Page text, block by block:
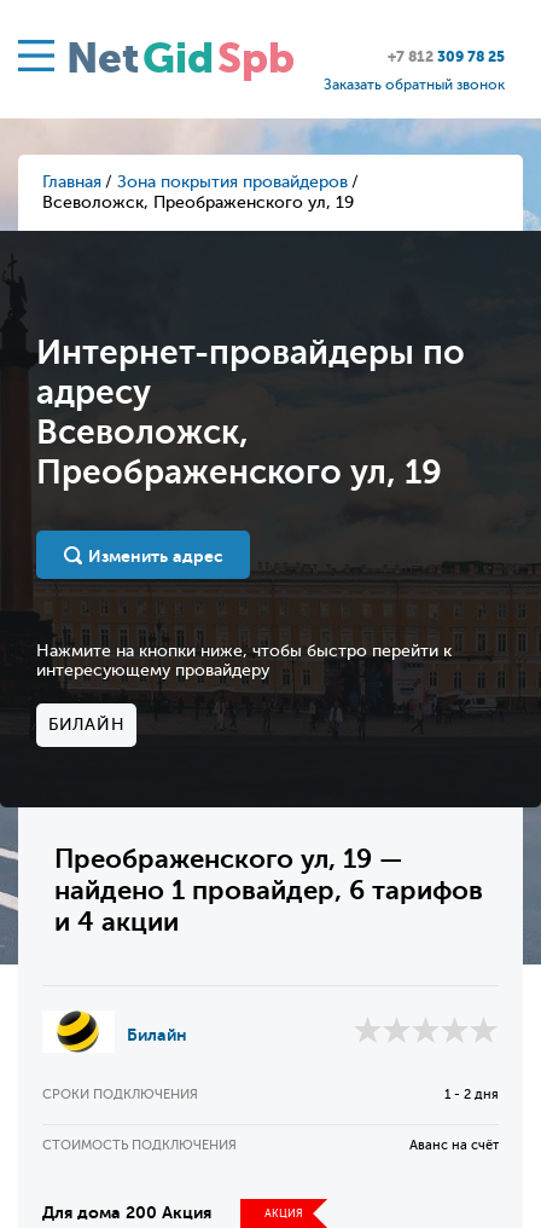
NetGidSpb +7 812 309 78 25
Заказать обратный звонок
Главная
Зона покрытия провайдеров
Всеволожск, Преображенского ул, 19
Интернет-провайдеры по
адресу
Всеволожск,
Преображенского ул, 19
Изменить адрес
Нажмите на кнопки ниже, чтобы быстро перейти к
интересующему провайдеру
БИЛАЙН
Преображенского ул, 19 —
найдено 1 провайдер, 6 тарифов
и 4 акции
Билайн
СРОКИ ПОДКЛЮЧЕНИЯ 1 - 2 дня
СТОИМОСТЬ ПОДКЛЮЧЕНИЯ Аванс на счёт
Для дома 200 Акция АКЦИЯ